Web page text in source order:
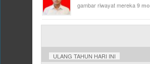
gambar riwayat mereka 9